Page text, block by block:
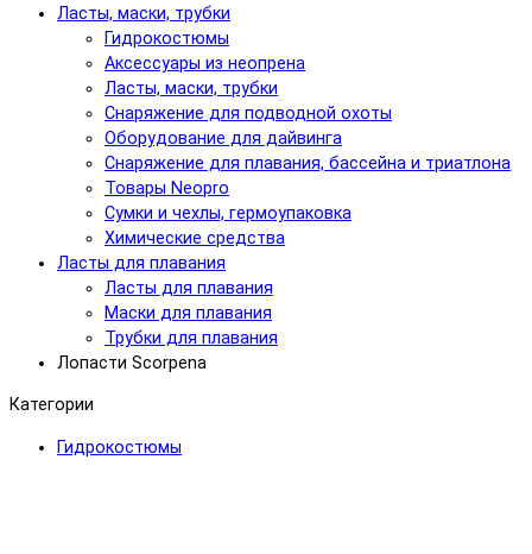
Ласты, маски, трубки
Гидрокостюмы
Аксессуары из неопрена
Ласты, маски, трубки
Снаряжение для подводной охоты
Оборудование для дайвинга
Снаряжение для плавания, бассейна и триатлона
Товары Neopro
Сумки и чехлы, гермоупаковка
Химические средства
Ласты для плавания
Ласты для плавания
Маски для плавания
Трубки для плавания
Лопасти Scorpena
Категории
Гидрокостюмы